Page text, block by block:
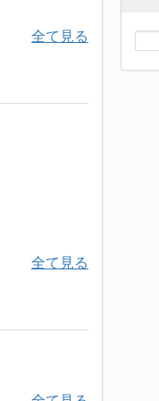
全て見る
全て見る